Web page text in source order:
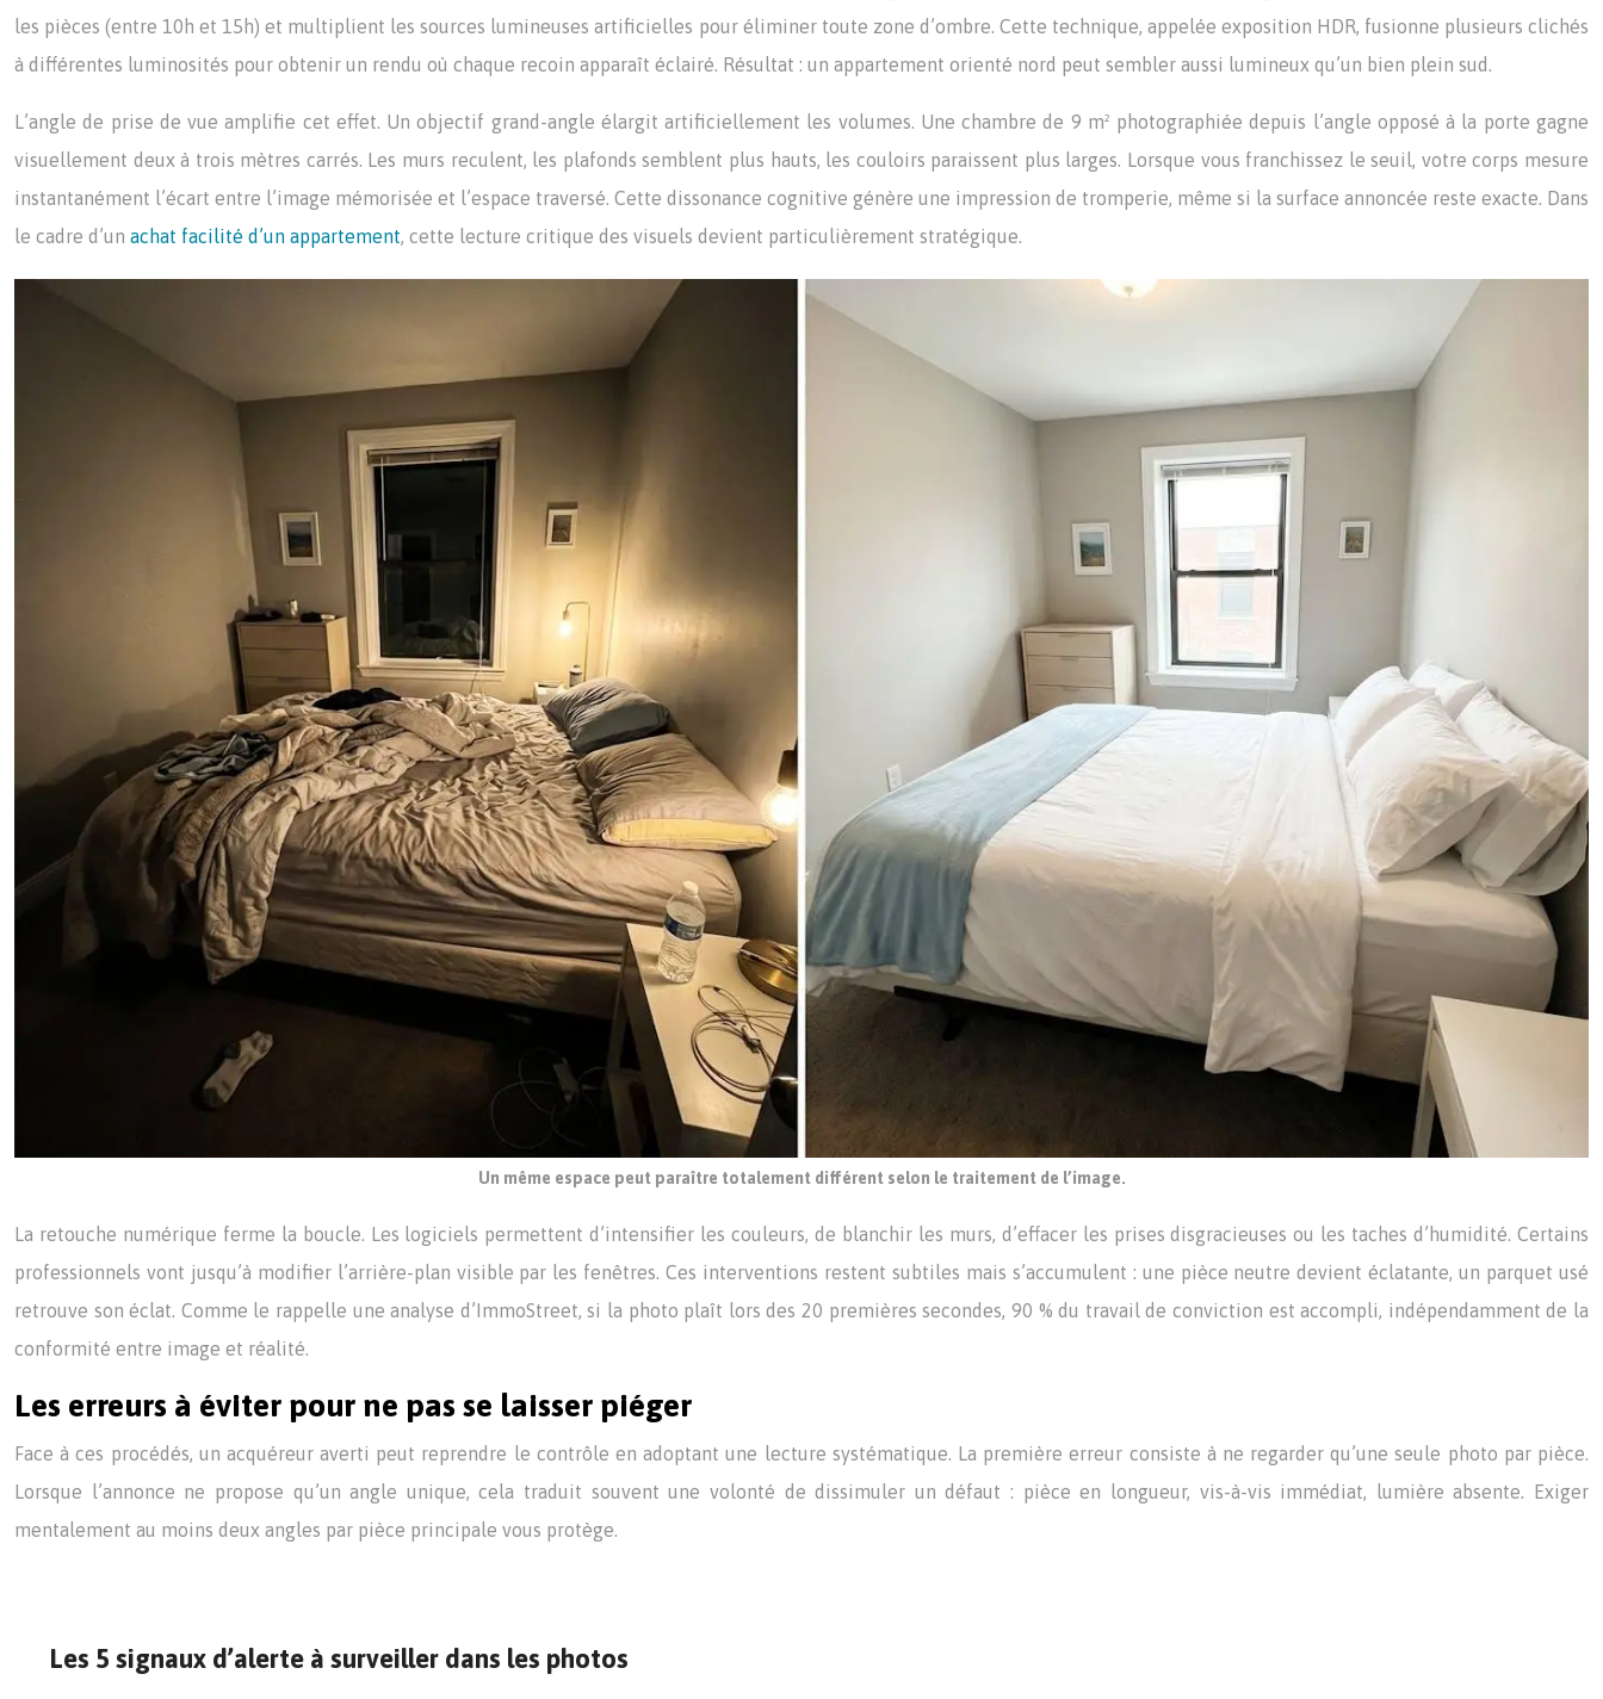
les pièces (entre 10h et 15h) et multiplient les sources lumineuses artificielles pour éliminer toute zone d’ombre. Cette technique, appelée exposition HDR, fusionne plusieurs clichés
à différentes luminosités pour obtenir un rendu où chaque recoin apparaît éclairé. Résultat : un appartement orienté nord peut sembler aussi lumineux qu’un bien plein sud.
L’angle de prise de vue amplifie cet effet. Un objectif grand-angle élargit artificiellement les volumes. Une chambre de 9 m² photographiée depuis l’angle opposé à la porte gagne
visuellement deux à trois mètres carrés. Les murs reculent, les plafonds semblent plus hauts, les couloirs paraissent plus larges. Lorsque vous franchissez le seuil, votre corps mesure
instantanément l’écart entre l’image mémorisée et l’espace traversé. Cette dissonance cognitive génère une impression de tromperie, même si la surface annoncée reste exacte. Dans
le cadre d’un achat facilité d’un appartement, cette lecture critique des visuels devient particulièrement stratégique.
Un même espace peut paraître totalement différent selon le traitement de l’image.
La retouche numérique ferme la boucle. Les logiciels permettent d’intensifier les couleurs, de blanchir les murs, d’effacer les prises disgracieuses ou les taches d’humidité. Certains
professionnels vont jusqu’à modifier l’arrière-plan visible par les fenêtres. Ces interventions restent subtiles mais s’accumulent : une pièce neutre devient éclatante, un parquet usé
retrouve son éclat. Comme le rappelle une analyse d’ImmoStreet, si la photo plaît lors des 20 premières secondes, 90 % du travail de conviction est accompli, indépendamment de la
conformité entre image et réalité.
Les erreurs à éviter pour ne pas se laisser piéger
Face à ces procédés, un acquéreur averti peut reprendre le contrôle en adoptant une lecture systématique. La première erreur consiste à ne regarder qu’une seule photo par pièce.
Lorsque l’annonce ne propose qu’un angle unique, cela traduit souvent une volonté de dissimuler un défaut : pièce en longueur, vis-à-vis immédiat, lumière absente. Exiger
mentalement au moins deux angles par pièce principale vous protège.
Les 5 signaux d’alerte à surveiller dans les photos